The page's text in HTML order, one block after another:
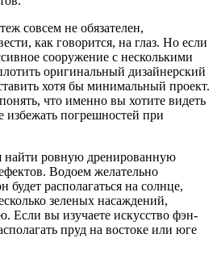
как говорится, на глаз. Но если
сооружение с несколькими
оригинальный дизайнерский
хотя бы минимальный проект.
что именно вы хотите видеть
избежать погрешностей при
найти ровную дренированную
Водоем желательно
располагаться на солнце,
зеленых насаждений,
Если вы изучаете искусство фэн-
пруд на востоке или юге
взять следующие материалы: